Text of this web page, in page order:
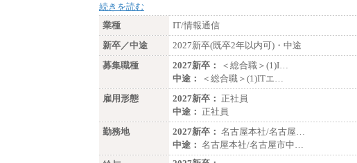
続きを読む
業種
IT/情報通信
新卒／中途
2027新卒(既卒2年以内可)・中途
募集職種
2027新卒：
＜総合職＞(1)I…
中途：
＜総合職＞(1)ITエ…
雇用形態
2027新卒： 正社員
中途： 正社員
勤務地
2027新卒： 名古屋本社/名古屋…
中途： 名古屋本社/名古屋市中…